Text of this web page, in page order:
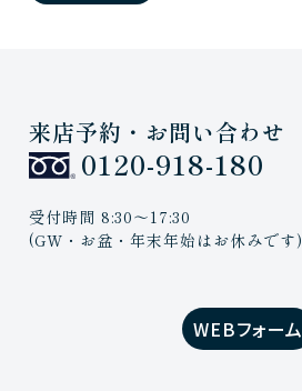
来店予約・お問い合わせ
0120-918-180
受付時間 8:30〜17:30
(GW・お盆・年末年始はお休みです)
WEBフォーム